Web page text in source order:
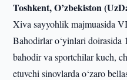
Toshkent, O’zbekiston
Xiva sayyohlik majmuasida
Bahodirlar o‘yinlari doirasida
bahodir va sportchilar kuch,
etuvchi sinovlarda o‘zaro